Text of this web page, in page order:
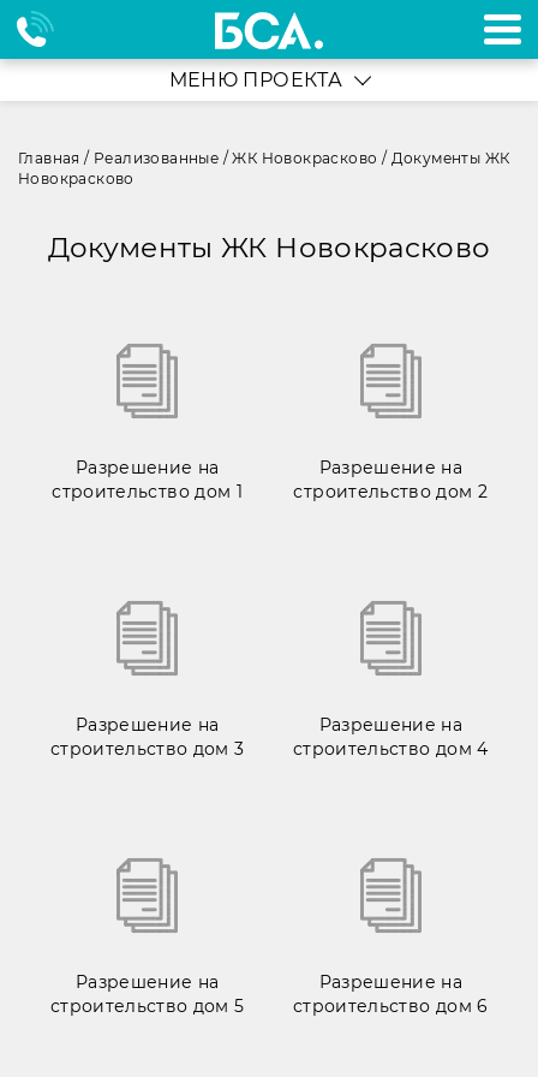
МЕНЮ ПРОЕКТА
Главная / Реализованные /ЖК Новокрасково / Документы ЖК
Новокрасково
Документы ЖК Новокрасково
Разрешение на
строительство дом 1
Разрешение на
строительство дом 2
Разрешение на
строительство дом 3
Разрешение на
строительство дом 4
Разрешение на
строительство дом 5
Разрешение на
строительство дом 6